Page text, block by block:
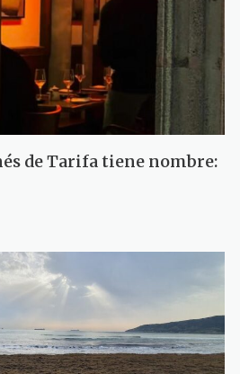
de Tarifa tiene nombre: